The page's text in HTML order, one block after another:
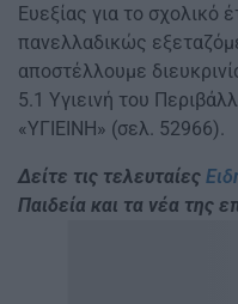
Ευεξίας για το σχολικό
πανελλαδικώς
αποστέλλουμε
5.1 Υγιεινή του
«ΥΓΙΕΙΝΗ» (σελ. 52966).
Δείτε τις τελευταίες
Παιδεία και τα νέα της